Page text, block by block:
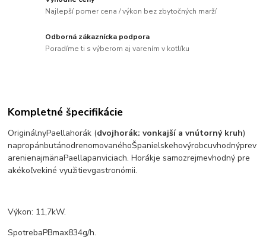
Najlepší pomer cena / výkon bez zbytočných marží
Odborná zákaznícka podpora
Poradíme ti s výberom aj varením v kotlíku
Kompletné špecifikácie
OriginálnyPaellahorák (dvojhorák: vonkajší a vnútorný kruh)
napropánbutánodrenomovanéhoŠpanielskehovýrobcuvhodnýprev
arenienajmänaPaellapanviciach.Horákje samozrejmevhodný pre
akékoľvekiné využitievgastronómii.
Výkon: 11,7kW.
SpotrebaPBmax834g/h.